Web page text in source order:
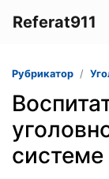
Referat911
Рубрикатор
системе